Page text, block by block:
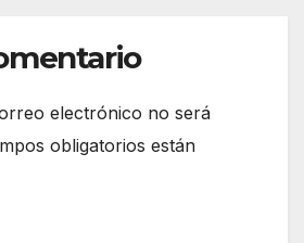
electrónico no será
obligatorios están